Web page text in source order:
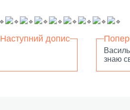
Наступний допис
знаю